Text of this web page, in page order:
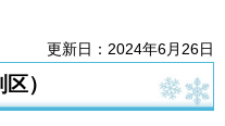
更新日：2024年6月26日
）